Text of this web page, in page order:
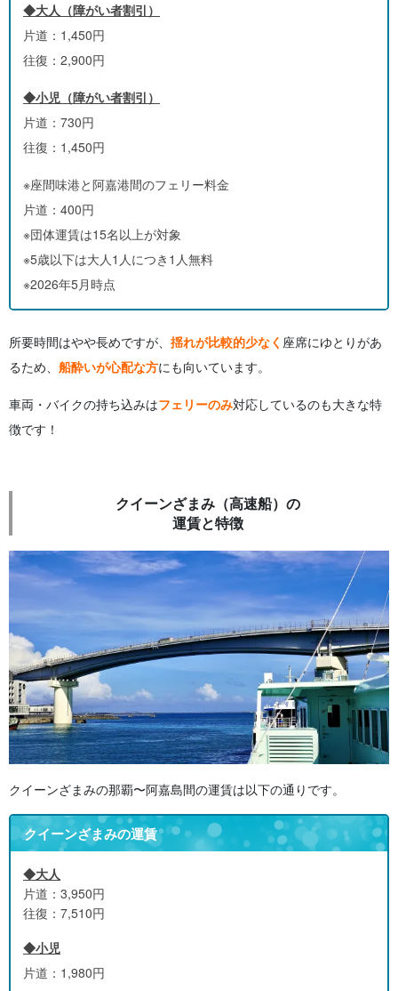
◆大人（障がい者割引）
片道：1,450円
往復：2,900円
◆小児（障がい者割引）
片道：730円
往復：1,450円
※座間味港と阿嘉港間のフェリー料金
片道：400円
※団体運賃は15名以上が対象
※5歳以下は大人1人につき1人無料
※2026年5月時点
所要時間はやや長めですが、 揺れが比較的少なく 座席にゆとりがあ
るため、 船酔いが心配な方にも向いています。
車両・バイクの持ち込みはフェリーのみ対応しているのも大きな特
徴です！
クイーンざまみ（高速船）の
運賃と特徴
クイーンざまみの那覇〜阿嘉島間の運賃は以下の通りです。
クイーンざまみの運賃
◆大人
片道：3,950円
往復：7,510円
◆小児
片道：1,980円